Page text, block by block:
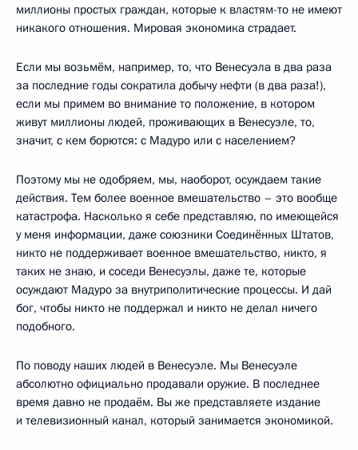
миллионы простых граждан, которые к властям-то не имеют
никакого отношения. Мировая экономика страдает.
Если мы возьмём, например, то, что Венесуэла в два раза
за последние годы сократила добычу нефти (в два раза!),
если мы примем во внимание то положение, в котором
живут миллионы людей, проживающих в Венесуэле, то,
значит, с кем борются: с Мадуро или с населением?
Поэтому мы не одобряем, мы, наоборот, осуждаем такие
действия. Тем более военное вмешательство – это вообще
катастрофа. Насколько я себе представляю, по имеющейся
у меня информации, даже союзники Соединённых Штатов,
никто не поддерживает военное вмешательство, никто, я
таких не знаю, и соседи Венесуэлы, даже те, которые
осуждают Мадуро за внутриполитические процессы. И дай
бог, чтобы никто не поддержал и никто не делал ничего
подобного.
По поводу наших людей в Венесуэле. Мы Венесуэле
абсолютно официально продавали оружие. В последнее
время давно не продаём. Вы же представляете издание
и телевизионный канал, который занимается экономикой.